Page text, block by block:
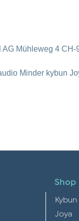
AG Mühleweg 4
Minder kybun
Shop
Kybun
Joya